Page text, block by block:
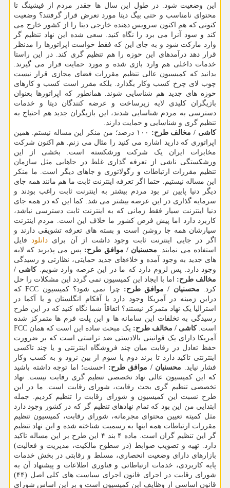
این وضعیت شود. در طول این سال ها چقدر مردم از فیشینگ تا
محتوای نامناسب و حتی بیگ دیتا مورد تعرض قرار گرفتند؟ وضعیت
کنونی که هم اکنون سرویس دهنده خارجی دیتا را از کشور خارج می
کند و سود آنرا می برد را نگاه کنید. سعی شده این نهاد تنظیم گر
وارد مارکت شود و به جای این که فقط خواست اپراتورها را مدنظر
قرار دهد درآمدهای این حوزه را هم تنظیم گری کند. در این راستا
خدمات داخلی هم وارد بازی شده و مورد حمایت قرار می گیرند.
بدانید که کمیسیون عالی تنظیم مقررات فضای مجازی قرار نیست
چوب لای چرخ کسب وکار بگذارد. بلکه مقرر است کسب و کارهای
حوزه های جدید هم شناسایی شوند. همانطور که اپراتورها بعنوان
بازیگران کلیدی لایه زیرساخت و عرضه کنندگان دیتا و خدمات
دسترسی به مردم شناسایی شدند، این بازیگران جدید هم احتیاج به
تنظیم گری و شناسایی و حمایت دارند.
کاشی / مخالف طرح:
۱۰۰ درصد؛ من منکر این مساله نیستم. همین
اپراتوری که دارید اشاره می کنید را مثال می زنم. هم اکنون شرکت
مخابرات ایران یک شرکت ورشکسته است. بخشی از این
ورشکستگی ناشی از تعرفه گذاری غلط در جاهایی مثل سازمان
تنظیم مقررات ارتباطات و رگولاتوری و جاهای دیگر است. ما منکر
این مساله نیستیم. حتما اگر تعرفه اینترنت ثابت ما هم مانند همه جای
دیگر دنیا پایین تر بود مردم بیشتر به اینترنت ثابت راغب بودند و
سرمایه گذاری در این عرصه بیشتر می شد. کما این که در همه جای
دنیا اینترنت سیار فقط زمانی که به اینترنت ثابت دسترسی نباشد،
کاربرد دارد اما پیش فرض کشور ما خلاف این است. مردم اینترنت
سیارشان همه جا روشن است و بسته های تعرفه تشویقی دارند و
اگر در جایی اینترنت ثابت وجود داشت از آن برای دانلود
فایل
استفاده می نمایند. محسنیان / موافق طرح: پس می پذیرید که لایه
های جدید به وجود آمده و خلاءهای جدید حمایتی، نظارتی و رسیدگی
وجود دارد. پس لزوم دارد که ما در این عرصه وارد شویم.کاشی /
مخالف طرح: اما با ایجاد این کمیسیون نمی گردد این مشکلات را حل
کرد. محسنیان / موافق طرح:
چرا نمی شود؟ کمیسیون FCC که
دراین زمینه در آمریکا وجود دارد یا آفکام انگلستان و یا آکما در
استرالیا یک نهاد متمرکز نیستند؟ اتفاقاً شما نگاه کنید که در این طرح
رسیدگی به تخلفات این سامانه ها و این پلت فرم ها متمرکز شده
است.کاشی / مخالف طرح:
یک مبحث ساده این است که همان FCC
آمریکا دارای یک قوانینی بالادستی ضد تراستی است که بر ضرورت
حفظ تعادل در رقابت میان چند فروشگاه اینترنتی و یا چند تاکسی
اینترنتی تاکید دارد تا برند دوم یا سوم از بین نرود و به کسب وکار
فشار نیاید. محسنیان / موافق طرح: احسنت؛ اما توجه داشته باشید
که این کمیسیون عالی نهاد تخصصی تنظیم گری رقابت نیست. نهاد
تخصصی تنظیم گری بحث رقابت، شورای رقابت است. ما در این
طرح نسبت این کمیسیون و شورای رقابت را تنظیم کردیم. جمله
ابتدایی من این بود که تمام نهادهای تنظیم گر که در کشور وجود دارد
مثل کمیته تعیین محتوای مجرمانه، شورای رقابت، کمیسیون تنظیم
مقررات ارتباطات همه اینها به رسمیت شناخته شده و این نهاد تنظیم
گر این تنظیم گران است. ماده ۴ بند ۴ این طرح بر این مساله تاکید
دارد. تهیه و تصویب ضوابط (در سطوح مالکیت، مدیریت و فعالیت)
بازارهای دارای وضعیت انحصاری، مسلط و رقابتی در بخش خدمات
پایه کاربردی، خدمات ارتباطاتی و فناوری اطلاعات و پیشنهاد آن به
شورای رقابت در اجرای قانون اجرای سیاست های کلی اصل (۴۴)
قانون اساسی از وظایف این کمیسیون است و بر این اساس شورای